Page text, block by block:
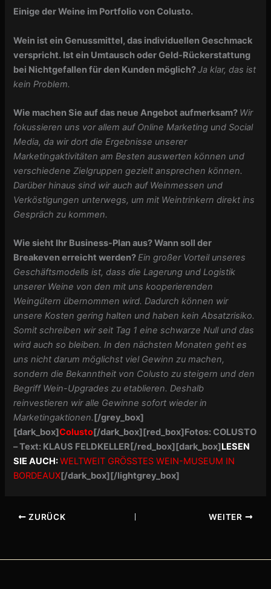
Einige der Weine im Portfolio von Colusto.
Wein ist ein Genussmittel, das individuellen Geschmack
verspricht. Ist ein Umtausch oder Geld-Rückerstattung
bei Nichtgefallen für den Kunden möglich?Ja klar, das ist
kein Problem.
Wie machen Sie auf das neue Angebot aufmerksam? Wir
fokussieren uns vor allem auf Online Marketing und Social
Media, da wir dort die Ergebnisse unserer
Marketingaktivitäten am Besten auswerten können und
verschiedene Zielgruppen gezielt ansprechen können.
Darüber hinaus sind wir auch auf Weinmessen und
Verköstigungen unterwegs, um mit Weintrinkern direkt ins
Gespräch zu kommen.
‎Wie sieht Ihr Business-Plan aus? Wann soll der
Breakeven erreicht werden?Ein großer Vorteil unseres
Geschäftsmodells ist, dass die Lagerung und Logistik
unserer Weine von den mit uns kooperierenden
Weingütern übernommen wird. Dadurch können wir
unsere Kosten gering halten und haben kein Absatzrisiko.
Somit schreiben wir seit Tag 1 eine schwarze Null und das
wird auch so bleiben. In den nächsten Monaten geht es
uns nicht darum möglichst viel Gewinn zu machen,
sondern die Bekanntheit von Colusto zu steigern und den
Begriff Wein-Upgrades zu etablieren. Deshalb
reinvestieren wir alle Gewinne sofort wieder in
Marketingaktionen.[/grey_box]
[dark_box]Colusto[/dark_box] [red_box]Fotos: COLUSTO
– Text: KLAUS FELDKELLER[/red_box][dark_box]LESEN
SIE AUCH:WELTWEIT GRÖSSTES WEIN-MUSEUM IN
BORDEAUX[/dark_box][/lightgrey_box]
ZURÜCK WEITER